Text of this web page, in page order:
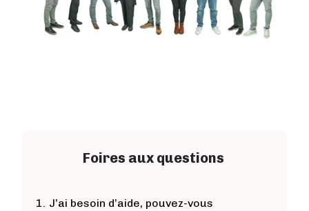
Foires aux questions
1. J’ai besoin d’aide, pouvez-vous